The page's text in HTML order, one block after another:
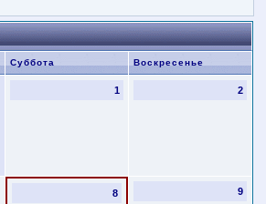
Суббота Воскресенье
1 2
8 9